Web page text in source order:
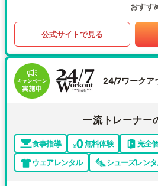
おすす
公式サイトで見る
24/7ワークア
一流トレーナー
食事指導 無料体験 完全
ウェアレンタル
シューズレン